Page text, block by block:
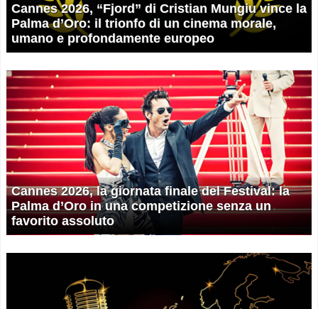
Cannes 2026, “Fjord” di Cristian Mungiu vince la
Palma d’Oro: il trionfo di un cinema morale,
umano e profondamente europeo
Cannes 2026, la giornata finale del Festival: la
Palma d’Oro in una competizione senza un
favorito assoluto